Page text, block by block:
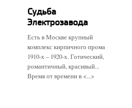
Судьба
Электрозавода
Есть в Москве крупный
комплекс кирпичного прома
1910-х – 1920-х. Готический,
романтичный, красивый...
Время от времени в <...>